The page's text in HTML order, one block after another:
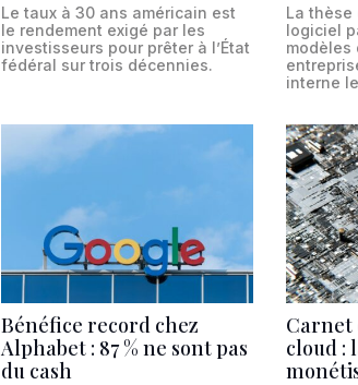
Le taux à 30 ans américain est
le rendement exigé par les
investisseurs pour prêter à l’État
fédéral sur trois décennies.
La thèse
logiciel
modèles
interne
Bénéfice record chez
Alphabet : 87 % ne sont pas
du cash
Carnet
cloud :